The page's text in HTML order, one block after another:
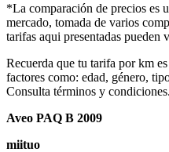
*La comparación de precios es
mercado, tomada de varios
tarifas aqui presentadas pueden
Recuerda que tu tarifa por km
factores como: edad, género,
Consulta términos y condiciones.
Aveo PAQ B 2009
miituo